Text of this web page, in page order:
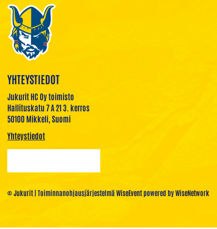
YHTEYSTIEDOT
Jukurit HC Oy toimisto
Hallituskatu 7 A 21 3. kerros
50100 Mikkeli, Suomi
Yhteystiedot
© Jukurit | Toiminnanohjausjärjestelmä WiseEventpowered byWiseNetwork